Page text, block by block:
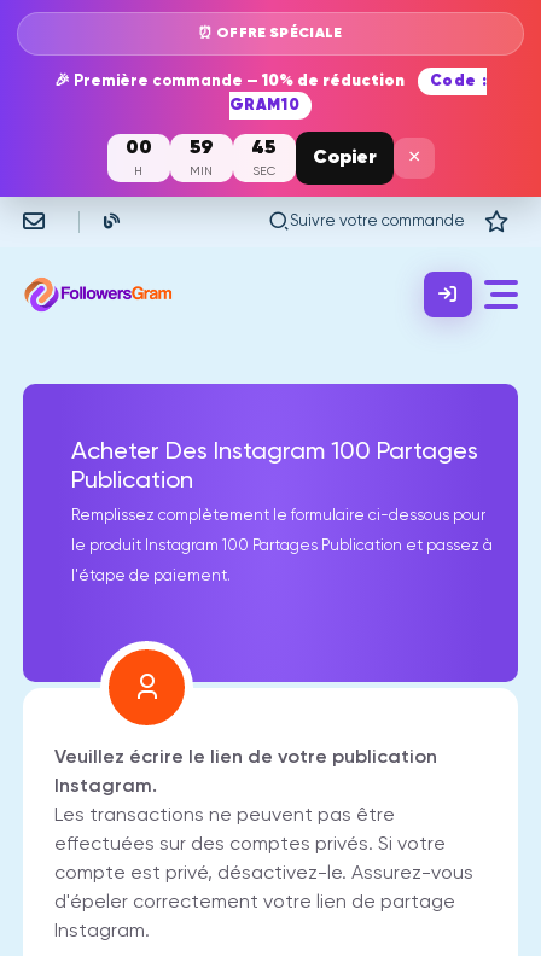
⏰ OFFRE SPÉCIALE
🎉 Première commande — 10% de réduction
Code :
GRAM10
00
H
59
MIN
45
SEC
Copier ×
Suivre votre commande
Acheter Des Instagram 100 Partages
Publication
Remplissez complètement le formulaire ci-dessous pour
le produit Instagram 100 Partages Publication et passez à
l'étape de paiement.
Veuillez écrire le lien de votre publication
Instagram.
Les transactions ne peuvent pas être
effectuées sur des comptes privés. Si votre
compte est privé, désactivez-le. Assurez-vous
d'épeler correctement votre lien de partage
Instagram.